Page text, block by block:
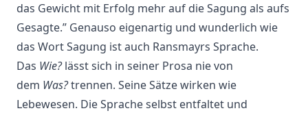
das Gewicht mit Erfolg mehr auf die Sagung als aufs
Gesagte.” Genauso eigenartig und wunderlich wie
das Wort Sagung ist auch Ransmayrs Sprache.
Das Wie?lässt sich in seiner Prosa nie von
dem Was?trennen. Seine Sätze wirken wie
Lebewesen. Die Sprache selbst entfaltet und